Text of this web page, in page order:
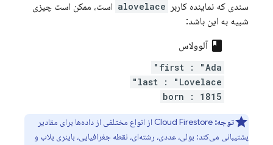
سندی که نماینده کاربر
alovelace است، ممکن است چیزی
شبیه به این باشد:
class آلوولاس
first : "Ada"
last : "Lovelace"
born : 1815
توجه: Cloud Firestore از انواع مختلفی از داده‌ها برای مقادیر
پشتیبانی می‌کند: بولی، عددی، رشته‌ای، نقطه جغرافیایی، باینری بلاب و